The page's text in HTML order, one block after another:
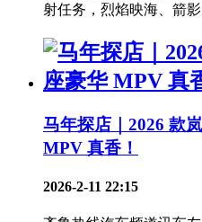
射任务，烈焰映海、箭
马年探店｜2026 款
MPV 真香！
2026-2-11 22:15